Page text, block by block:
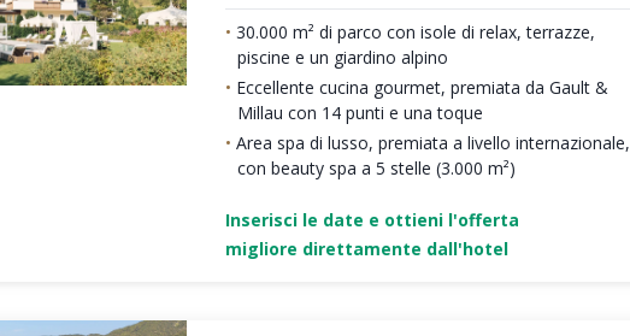
30.000 m² di parco con isole di relax, terrazze,
piscine e un giardino alpino
Eccellente cucina gourmet, premiata da Gault &
Millau con 14 punti e una toque
Area spa di lusso, premiata a livello internazionale,
con beauty spa a 5 stelle (3.000 m²)
Inserisci le date e ottieni l'offerta
migliore direttamente dall'hotel